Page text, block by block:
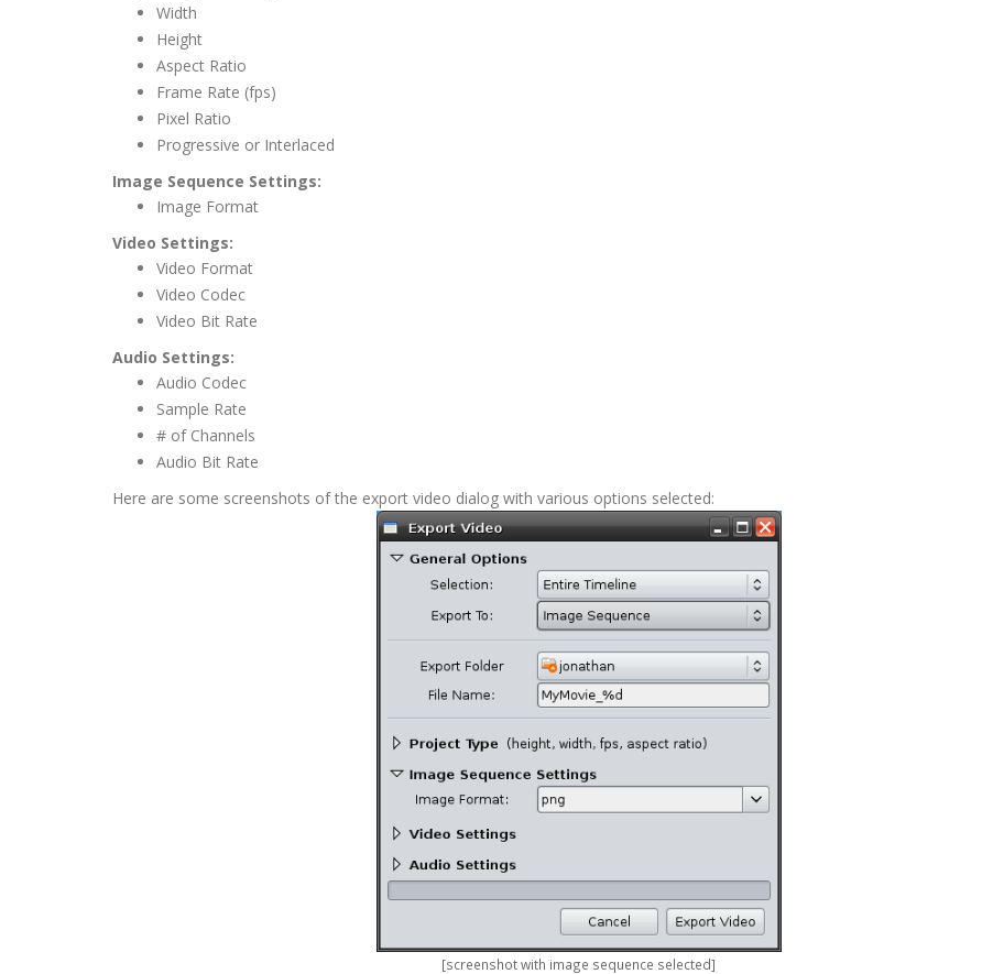
Width
Height
Aspect Ratio
Frame Rate (fps)
Pixel Ratio
Progressive or Interlaced
Image Sequence Settings:
Image Format
Video Settings:
Video Format
Video Codec
Video Bit Rate
Audio Settings:
Audio Codec
Sample Rate
# of Channels
Audio Bit Rate
Here are some screenshots of the export video dialog with various options selected:
[screenshot with image sequence selected]